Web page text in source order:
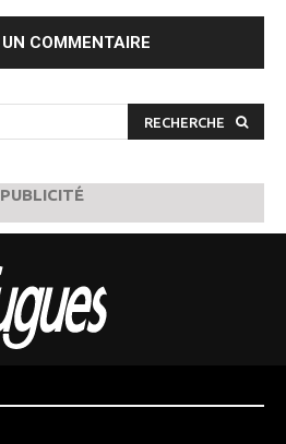
RECHERCHE
PUBLICITÉ